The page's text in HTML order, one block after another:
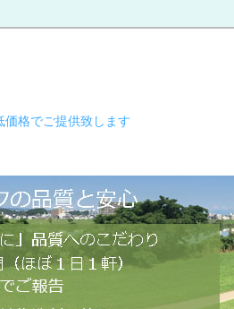
格でご提供致します